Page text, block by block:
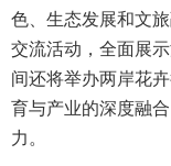
色、生态发展和文
交流活动，全面展
间还将举办两岸花
育与产业的深度融
力。